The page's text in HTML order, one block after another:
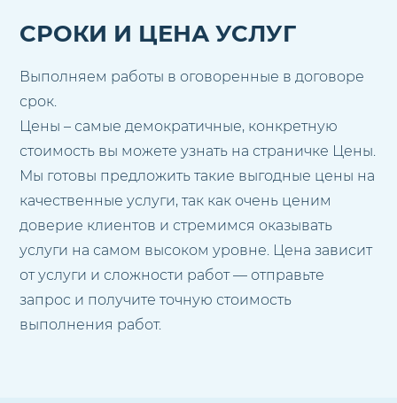
СРОКИ И ЦЕНА УСЛУГ
Выполняем работы в оговоренные в договоре
срок.
Цены – самые демократичные, конкретную
стоимость вы можете узнать на страничке Цены.
Мы готовы предложить такие выгодные цены на
качественные услуги, так как очень ценим
доверие клиентов и стремимся оказывать
услуги на самом высоком уровне. Цена зависит
от услуги и сложности работ — отправьте
запрос и получите точную стоимость
выполнения работ.